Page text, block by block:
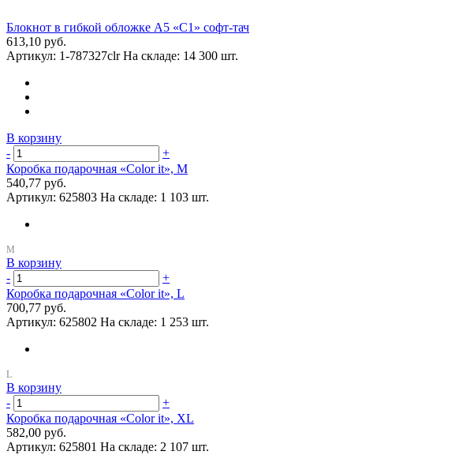
Блокнот в гибкой обложке А5 «C1» софт-тач
613,10 руб.
Артикул: 1-787327clr На складе: 14 300 шт.
В корзину
-
+
Коробка подарочная «Color it», M
540,77 руб.
Артикул: 625803 На складе: 1 103 шт.
В корзину
-
+
Коробка подарочная «Color it», L
700,77 руб.
Артикул: 625802 На складе: 1 253 шт.
В корзину
-
+
Коробка подарочная «Color it», XL
582,00 руб.
Артикул: 625801 На складе: 2 107 шт.